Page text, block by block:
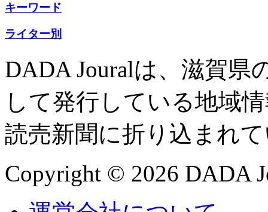
キーワード
ライター別
DADA Jouralは、滋賀県
して発行している地域
読売新聞に折り込まれ
Copyright © 2026 DADA